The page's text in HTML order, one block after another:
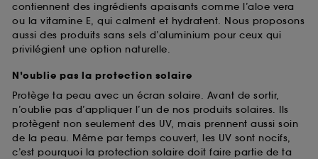
contiennent des ingrédients apaisants comme l’aloe vera
ou la vitamine E, qui calment et hydratent. Nous proposons
aussi des produits sans sels d’aluminium pour ceux qui
privilégient une option naturelle.
N’oublie pas la protection solaire
Protège ta peau avec un écran solaire. Avant de sortir,
n’oublie pas d’appliquer l’un de nos produits solaires. Ils
protègent non seulement des UV, mais prennent aussi soin
de la peau. Même par temps couvert, les UV sont nocifs,
c’est pourquoi la protection solaire doit faire partie de ta